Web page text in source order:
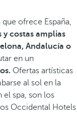
ofrece España,
costas amplias
Andalucía o
en un
Ofertas artísticas
al sol en la
el spa, son los
Occidental Hotels